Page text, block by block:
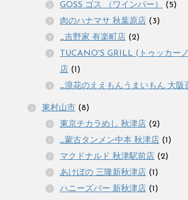
GOSS ゴス （ワインバー）
(5)
肉のハナマサ 秋葉原店 (3)
_吉野家 有楽町店 (2)
TUCANO'S GRILL (トゥッカー
店 (1)
_浪花のええもんうまいもん 大阪
東村山市 (8)
東京チカラめし 秋津店 (2)
_蒙古タンメン中本 秋津店 (1)
マクドナルド 秋津駅前店 (2)
あけぼの 三隆新秋津店 (1)
ハニーズバー 新秋津店 (1)